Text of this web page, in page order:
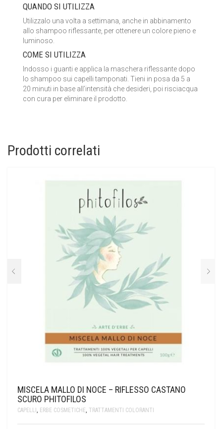
QUANDO SI UTILIZZA
Utilizzalo una volta a settimana, anche in abbinamento
allo shampoo riflessante, per ottenere un colore pieno e
luminoso.
COME SI UTILIZZA
Indosso i guanti e applica la maschera riflessante dopo
lo shampoo sui capelli tamponati. Tieni in posa da 5 a
20 minuti in base all’intensità che desideri, poi risciacqua
con cura per eliminare il prodotto.
Prodotti correlati
MISCELA MALLO DI NOCE – RIFLESSO CASTANO
SCURO PHITOFILOS
CAPELLI ERBE COSMETICHE TRATTAMENTI COLORANTI